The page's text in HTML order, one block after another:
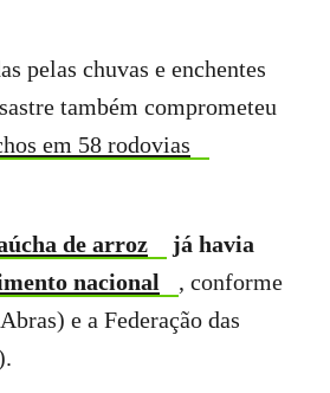
pelas chuvas e enchentes
também comprometeu
em 58 rodovias
de arroz
já havia
nacional
, conforme
e a Federação das